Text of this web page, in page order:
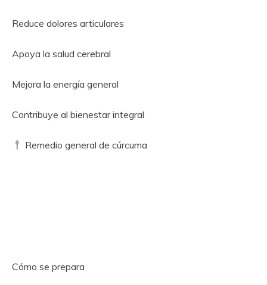
Reduce dolores articulares
Apoya la salud cerebral
Mejora la energía general
Contribuye al bienestar integral
Remedio general de cúrcuma
Cómo se prepara